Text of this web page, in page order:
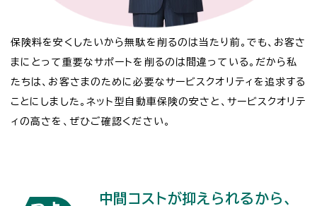
保険料を安くしたいから無駄を削るのは当たり前。でも、お客さ
まにとって重要なサポートを削るのは間違っている。だから私
たちは、お客さまのために必要なサービスクオリティを追求する
ことにしました。ネット型自動車保険の安さと、サービスクオリテ
ィの高さを、ぜひご確認ください。
中間コストが抑えられるから、